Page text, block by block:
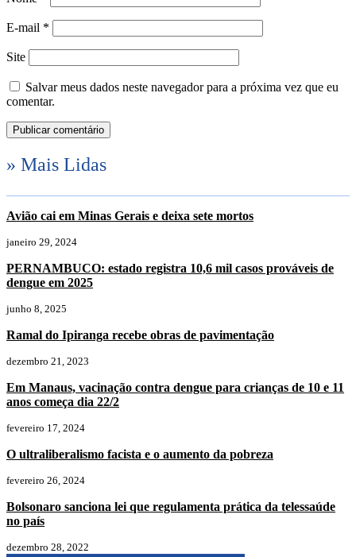
E-mail *
Site
Salvar meus dados neste navegador para a próxima vez que eu
comentar.
» Mais Lidas
Avião cai em Minas Gerais e deixa sete mortos
janeiro 29, 2024
PERNAMBUCO: estado registra 10,6 mil casos prováveis de
dengue em 2025
junho 8, 2025
Ramal do Ipiranga recebe obras de pavimentação
dezembro 21, 2023
Em Manaus, vacinação contra dengue para crianças de 10 e 11
anos começa dia 22/2
fevereiro 17, 2024
O ultraliberalismo facista e o aumento da pobreza
fevereiro 26, 2024
Bolsonaro sanciona lei que regulamenta prática da telessaúde
no país
dezembro 28, 2022